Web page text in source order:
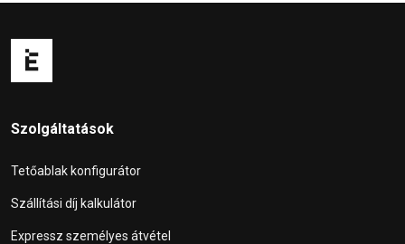
Szolgáltatások
Tetőablak konfigurátor
Szállítási díj kalkulátor
Expressz személyes átvétel